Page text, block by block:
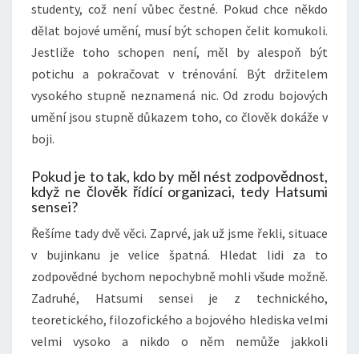
studenty, což není vůbec čestné. Pokud chce někdo
dělat bojové umění, musí být schopen čelit komukoli.
Jestliže toho schopen není, měl by alespoň být
potichu a pokračovat v trénování. Být držitelem
vysokého stupně neznamená nic. Od zrodu bojových
umění jsou stupně důkazem toho, co člověk dokáže v
boji.
Pokud je to tak, kdo by měl nést zodpovědnost,
když ne člověk řídící organizaci, tedy Hatsumi
sensei?
Řešíme tady dvě věci. Zaprvé, jak už jsme řekli, situace
v bujinkanu je velice špatná. Hledat lidi za to
zodpovědné bychom nepochybně mohli všude možně.
Zadruhé, Hatsumi sensei je z technického,
teoretického, filozofického a bojového hlediska velmi
velmi vysoko a nikdo o něm nemůže jakkoli